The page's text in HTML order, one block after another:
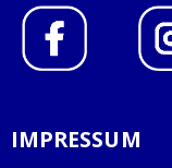
IMPRESSUM